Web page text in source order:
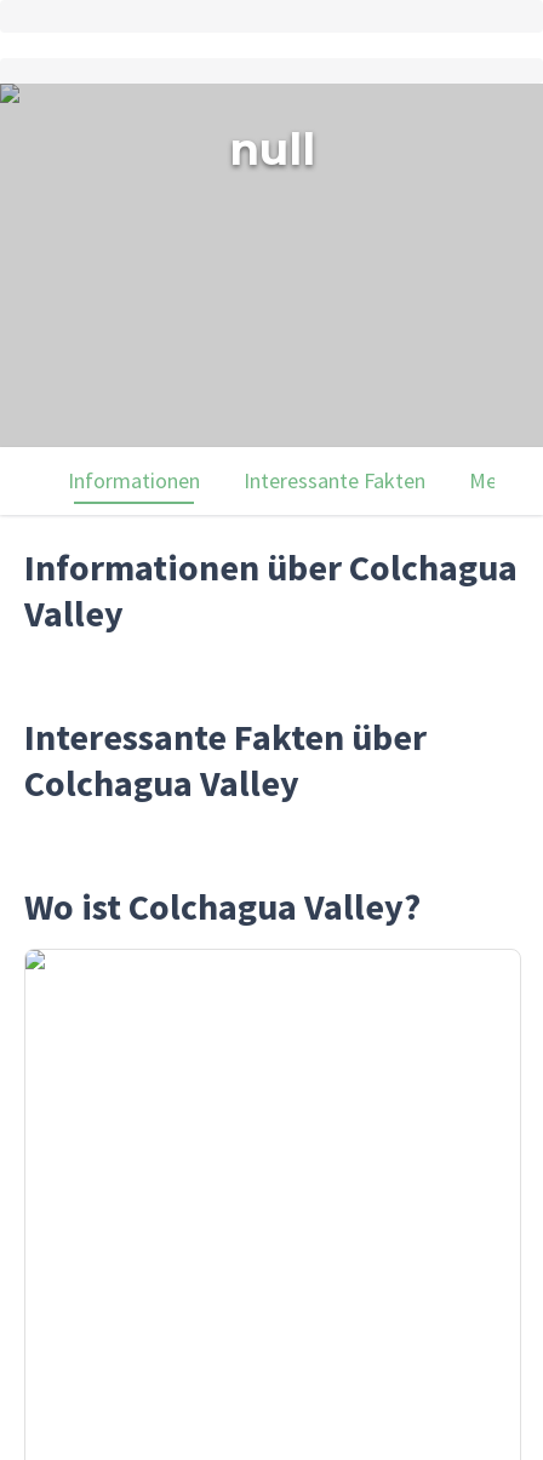
null
Informationen Interessante Fakten
Informationen über Colchagua
Valley
Interessante Fakten über
Colchagua Valley
Wo ist Colchagua Valley?